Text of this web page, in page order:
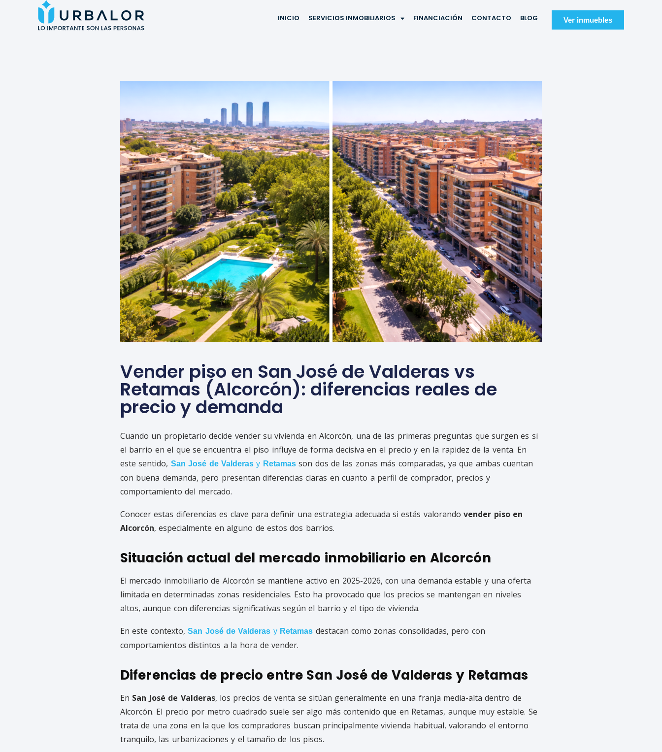
INICIO SERVICIOS INMOBILIARIOS FINANCIACIÓN CONTACTO BLOG Ver inmuebles
Vender piso en San José de Valderas vs
Retamas (Alcorcón): diferencias reales de
precio y demanda
Cuando un propietario decide vender su vivienda en Alcorcón, una de las primeras preguntas que surgen es si
el barrio en el que se encuentra el piso influye de forma decisiva en el precio y en la rapidez de la venta. En
este sentido, San José de Valderas y Retamasson dos de las zonas más comparadas, ya que ambas cuentan
con buena demanda, pero presentan diferencias claras en cuanto a perfil de comprador, precios y
comportamiento del mercado.
Conocer estas diferencias es clave para definir una estrategia adecuada si estás valorandovender piso en
Alcorcón, especialmente en alguno de estos dos barrios.
Situación actual del mercado inmobiliario en Alcorcón
El mercado inmobiliario de Alcorcón se mantiene activo en 2025-2026, con una demanda estable y una oferta
limitada en determinadas zonas residenciales. Esto ha provocado que los precios se mantengan en niveles
altos, aunque con diferencias significativas según el barrio y el tipo de vivienda.
En este contexto,San José de Valderas y Retamas destacan como zonas consolidadas, pero con
comportamientos distintos a la hora de vender.
Diferencias de precio entre San José de Valderas y Retamas
En San José de Valderas, los precios de venta se sitúan generalmente en una franja media-alta dentro de
Alcorcón. El precio por metro cuadrado suele ser algo más contenido que en Retamas, aunque muy estable. Se
trata de una zona en la que los compradores buscan principalmente vivienda habitual, valorando el entorno
tranquilo, las urbanizaciones y el tamaño de los pisos.